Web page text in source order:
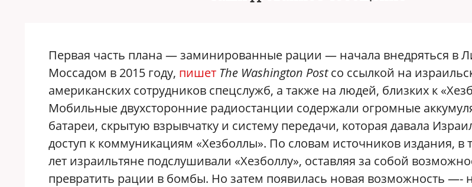
Первая часть плана — заминированные рации — начала внедряться в
Моссадом в 2015 году, пишет The Washington Postсо ссылкой на
американских сотрудников спецслужб, а также на людей, близких к
Мобильные двухсторонние радиостанции содержали огромные
батареи, скрытую взрывчатку и систему передачи, которая давала
доступ к коммуникациям «Хезболлы». По словам источников издания, в
лет израильтяне подслушивали «Хезболлу», оставляя за собой
превратить рации в бомбы. Но затем появилась новая возможность —-